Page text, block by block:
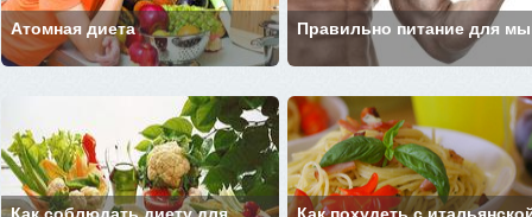
Атомная диета Правильно питание для